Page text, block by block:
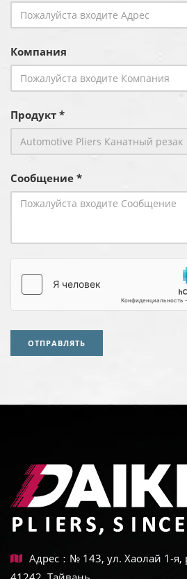
Компания
Продукт *
Сообщение *
ОТПРАВЛЯТЬ
Адрес：№ 143, ул. Хаолай 1-я,